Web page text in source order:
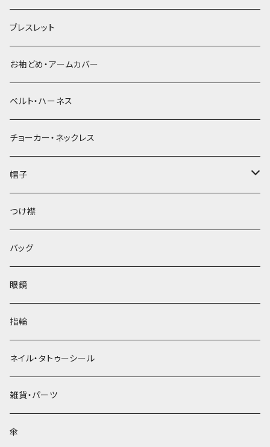
ブレスレット
お袖どめ・アームカバー
ベルト・ハーネス
チョーカー・ネックレス
帽子
ベレー帽
つけ襟
バッグ
眼鏡
指輪
ネイル・タトゥーシール
雑貨・パーツ
傘